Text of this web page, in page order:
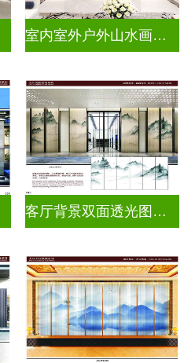
室内室外户外山水画玻璃
客厅背景双面透光图案水墨画玻璃